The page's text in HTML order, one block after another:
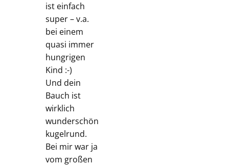
ist einfach
super – v.a.
bei einem
quasi immer
hungrigen
Kind :-)
Und dein
Bauch ist
wirklich
wunderschön
kugelrund.
Bei mir war ja
vom großen